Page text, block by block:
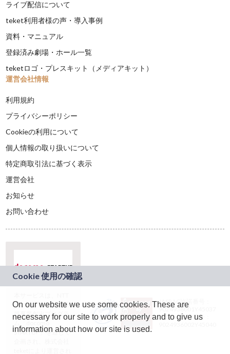
ライブ配信について
teket利用者様の声・導入事例
資料・マニュアル
登録済み劇場・ホール一覧
teketロゴ・プレスキット（メディアキット）
運営会社情報
利用規約
プライバシーポリシー
Cookieの利用について
個人情報の取り扱いについて
特定商取引法に基づく表示
運営会社
お知らせ
お問い合わせ
ドコモグループの新
規事業創出プログラ
ム「docomo
STARTUP」を通じて
JASRAC許諾番号：
9024936001Y45037
JASRAC許諾番号：
On our website we use some cookies. These are
necessary for our site to work properly and to give us
information about how our site is used.